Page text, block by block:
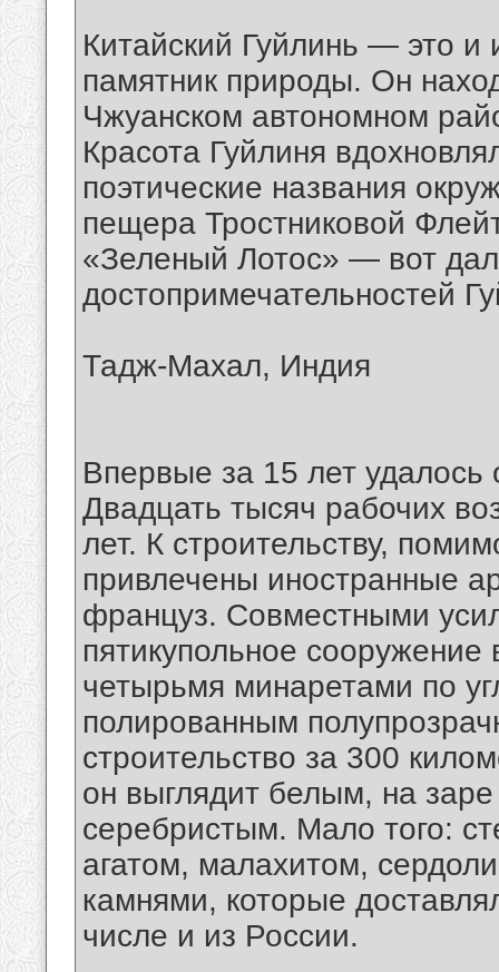
Китайский Гуйлинь — это и
памятник природы. Он
Чжуанском автономном
Красота Гуйлиня
поэтические названия
пещера Тростниковой
«Зеленый Лотос» — вот
достопримечательностей
Тадж-Махал, Индия
Впервые за 15 лет
Двадцать тысяч рабочих
лет. К строительству,
привлечены иностранные
француз. Совместными
пятикупольное
четырьмя минаретами по
полированным
строительство за 300
он выглядит белым, на
серебристым. Мало того:
агатом, малахитом,
камнями, которые
числе и из России.